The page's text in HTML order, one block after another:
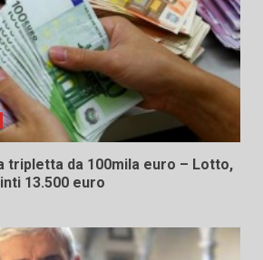
tripletta da 100mila euro – Lotto,
13.500 euro